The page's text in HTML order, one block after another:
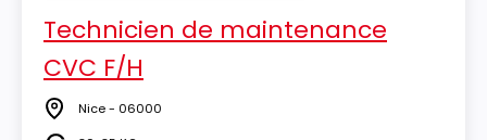
Technicien de maintenance
CVC F/H
Lieu Nice - 06000